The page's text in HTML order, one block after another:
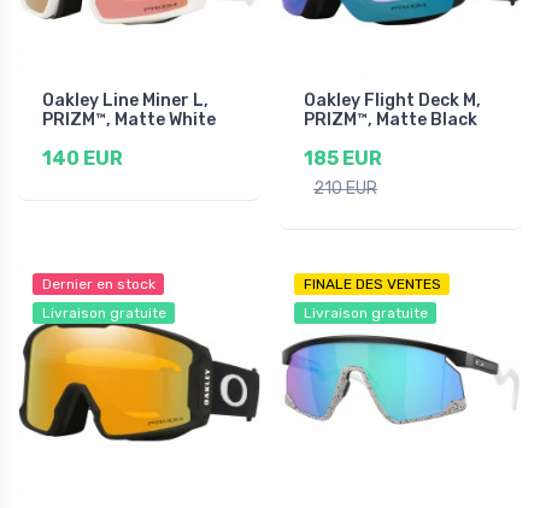
Oakley Line Miner L,
PRIZM™, Matte White
140 EUR
Oakley Flight Deck M,
PRIZM™, Matte Black
185 EUR
210 EUR
Dernier en stock
Livraison gratuite
FINALE DES VENTES
Livraison gratuite